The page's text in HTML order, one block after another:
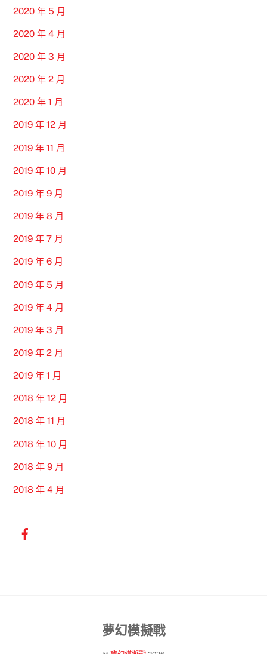
2020 年 5 月
2020 年 4 月
2020 年 3 月
2020 年 2 月
2020 年 1 月
2019 年 12 月
2019 年 11 月
2019 年 10 月
2019 年 9 月
2019 年 8 月
2019 年 7 月
2019 年 6 月
2019 年 5 月
2019 年 4 月
2019 年 3 月
2019 年 2 月
2019 年 1 月
2018 年 12 月
2018 年 11 月
2018 年 10 月
2018 年 9 月
2018 年 4 月
Back
夢幻模擬戰